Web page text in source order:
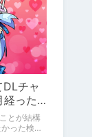
チャ
経った
とが結構
った検索